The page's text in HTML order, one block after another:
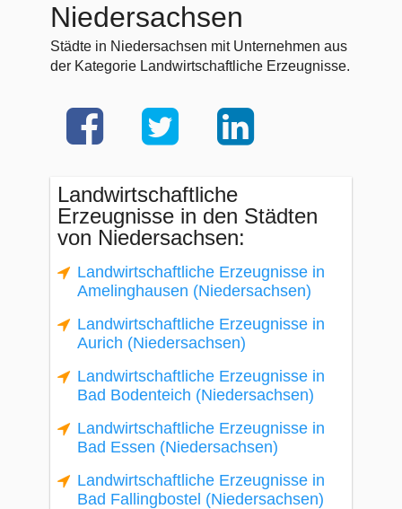
Niedersachsen
Städte in Niedersachsen mit Unternehmen aus
der Kategorie Landwirtschaftliche Erzeugnisse.
Landwirtschaftliche
Erzeugnisse in den Städten
von Niedersachsen:
Landwirtschaftliche Erzeugnisse in
Amelinghausen (Niedersachsen)
Landwirtschaftliche Erzeugnisse in
Aurich (Niedersachsen)
Landwirtschaftliche Erzeugnisse in
Bad Bodenteich (Niedersachsen)
Landwirtschaftliche Erzeugnisse in
Bad Essen (Niedersachsen)
Landwirtschaftliche Erzeugnisse in
Bad Fallingbostel (Niedersachsen)